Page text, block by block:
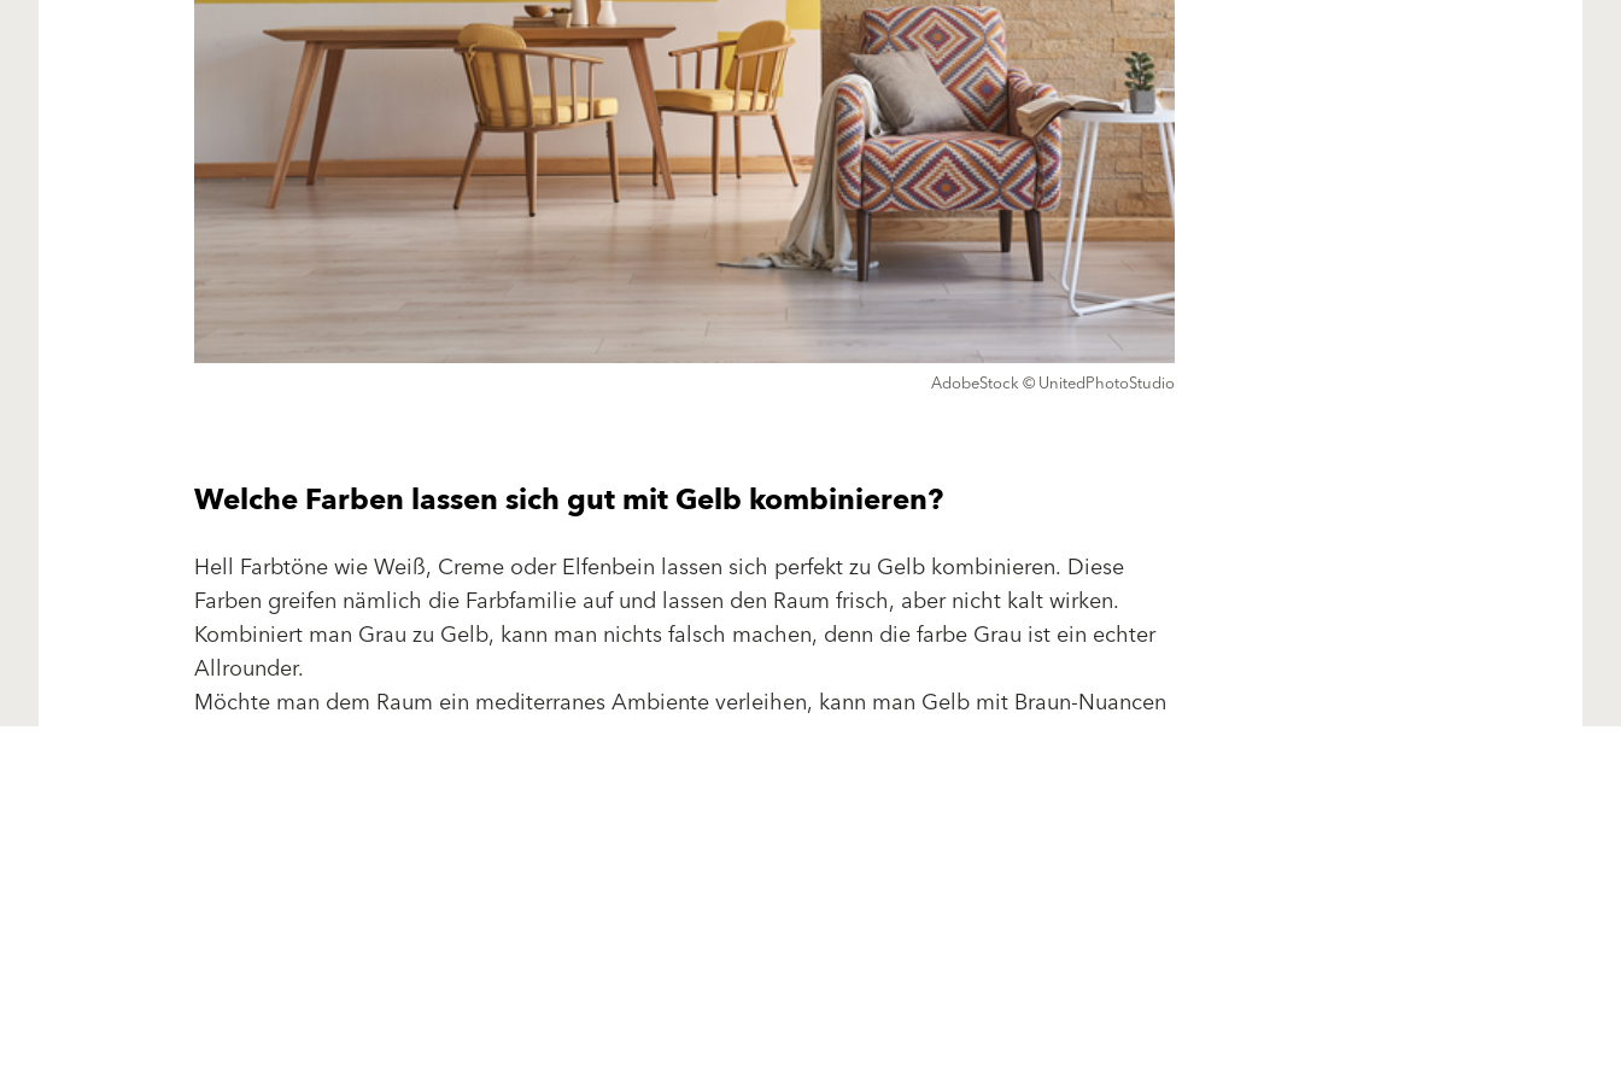
AdobeStock © UnitedPhotoStudio
Welche Farben lassen sich gut mit Gelb kombinieren?
Hell Farbtöne wie Weiß, Creme oder Elfenbein lassen sich perfekt zu Gelb kombinieren. Diese
Farben greifen nämlich die Farbfamilie auf und lassen den Raum frisch, aber nicht kalt wirken.
Kombiniert man Grau zu Gelb, kann man nichts falsch machen, denn die farbe Grau ist ein echter
Allrounder.
Möchte man dem Raum ein mediterranes Ambiente verleihen, kann man Gelb mit Braun-Nuancen